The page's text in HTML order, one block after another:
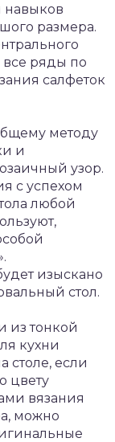
навыков
размера.
все ряды по
салфеток
методу
и
узор.
с успехом
любой
изыскано
стол.
из тонкой
кухни
столе, если
цвету
вязания
можно